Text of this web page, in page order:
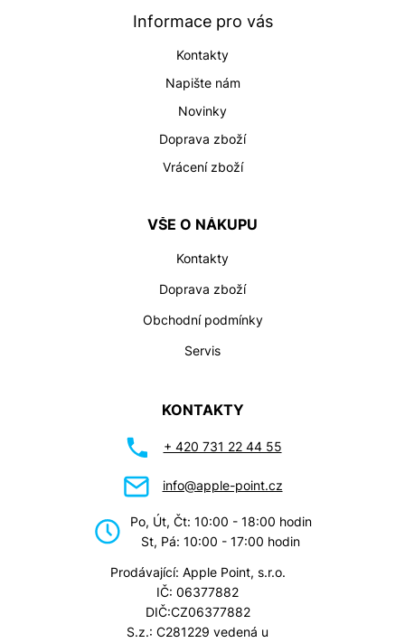
Informace pro vás
Kontakty
Napište nám
Novinky
Doprava zboží
Vrácení zboží
VŠE O NÁKUPU
Kontakty
Doprava zboží
Obchodní podmínky
Servis
KONTAKTY
+ 420 731 22 44 55
info@apple-point.cz
Po, Út, Čt: 10:00 - 18:00 hodin
St, Pá: 10:00 - 17:00 hodin
Prodávající: Apple Point, s.r.o.
IČ: 06377882
DIČ:CZ06377882
S.z.: C281229 vedená u